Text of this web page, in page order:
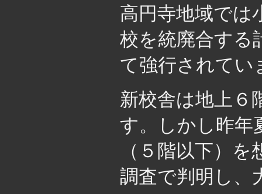
高円寺地域では
校を統廃合する
て強行されてい
新校舎は地上６
す。しかし昨年
（５階以下）
調査で判明し、